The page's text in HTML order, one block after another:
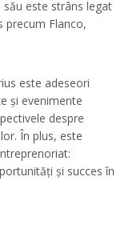
său este strâns legat
precum Flanco,
este adeseori
și evenimente
despre
În plus, este
și succes în